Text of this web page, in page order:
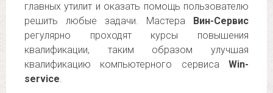
главных утилит и оказать помощь пользователю
решить любые задачи. Мастера Вин-Сервис
регулярно проходят курсы повышения
квалификации, таким образом улучшая
квалификацию компьютерного сервиса Win-
service.